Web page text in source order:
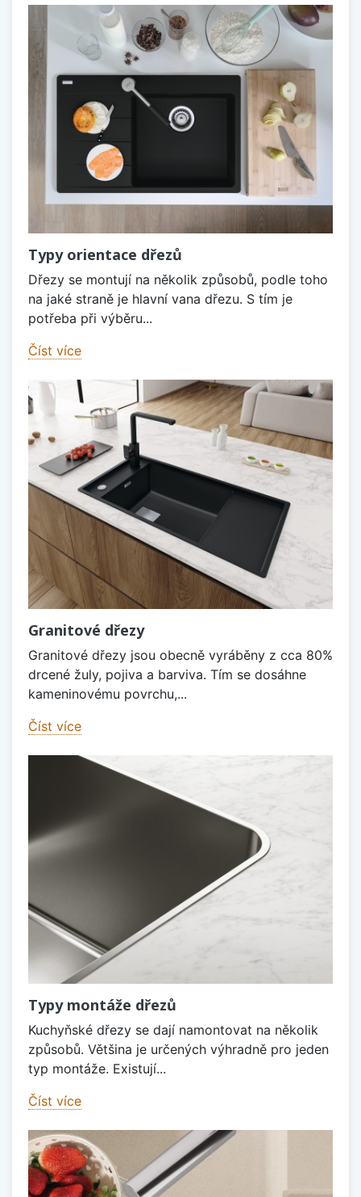
Typy orientace dřezů
Dřezy se montují na několik způsobů, podle toho
na jaké straně je hlavní vana dřezu. S tím je
potřeba při výběru...
Číst více
Granitové dřezy
Granitové dřezy jsou obecně vyráběny z cca 80%
drcené žuly, pojiva a barviva. Tím se dosáhne
kameninovému povrchu,...
Číst více
Typy montáže dřezů
Kuchyňské dřezy se dají namontovat na několik
způsobů. Většina je určených výhradně pro jeden
typ montáže. Existují...
Číst více